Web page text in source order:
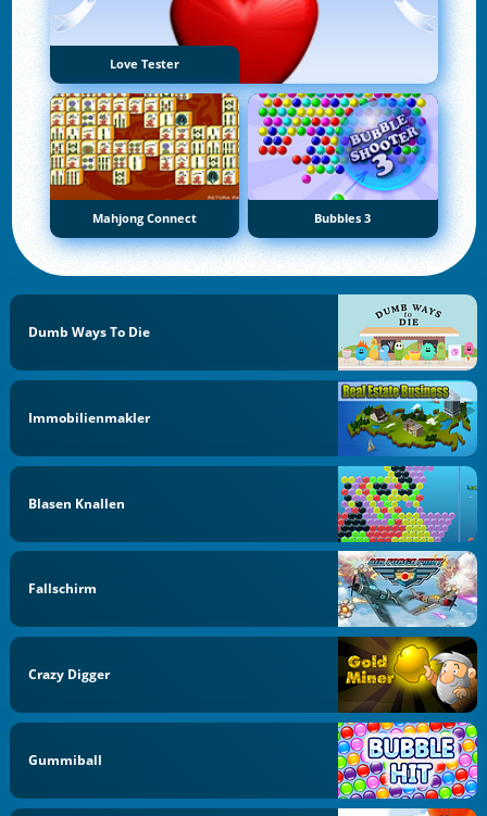
Love Tester
Mahjong Connect Bubbles 3
Dumb Ways To Die
Immobilienmakler
Blasen Knallen
Fallschirm
Crazy Digger
Gummiball